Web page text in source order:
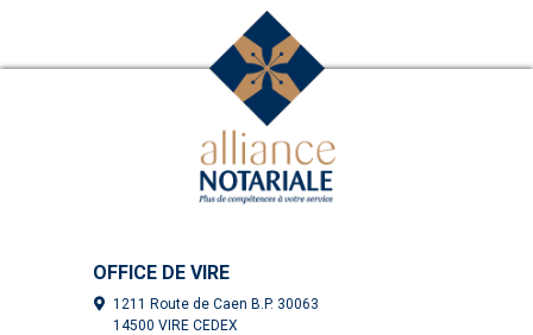
OFFICE DE VIRE
1211 Route de Caen B.P. 30063
14500 VIRE CEDEX